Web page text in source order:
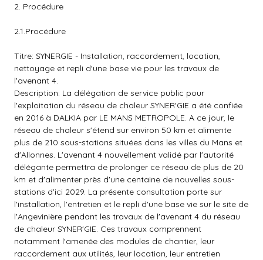
2. Procédure
2.1.Procédure
Titre: SYNERGIE - Installation, raccordement, location,
nettoyage et repli d'une base vie pour les travaux de
l'avenant 4.
Description: La délégation de service public pour
l'exploitation du réseau de chaleur SYNER'GIE a été confiée
en 2016 à DALKIA par LE MANS METROPOLE. A ce jour, le
réseau de chaleur s'étend sur environ 50 km et alimente
plus de 210 sous-stations situées dans les villes du Mans et
d'Allonnes. L'avenant 4 nouvellement validé par l'autorité
délégante permettra de prolonger ce réseau de plus de 20
km et d'alimenter près d'une centaine de nouvelles sous-
stations d'ici 2029. La présente consultation porte sur
l'installation, l'entretien et le repli d'une base vie sur le site de
l'Angevinière pendant les travaux de l'avenant 4 du réseau
de chaleur SYNER'GIE. Ces travaux comprennent
notamment l'amenée des modules de chantier, leur
raccordement aux utilités, leur location, leur entretien